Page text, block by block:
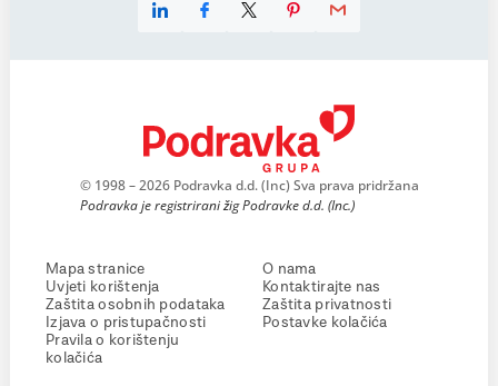
© 1998 – 2026 Podravka d.d. (Inc) Sva prava pridržana
Podravka je registrirani žig Podravke d.d. (Inc.)
Mapa stranice
Uvjeti korištenja
Zaštita osobnih podataka
Izjava o pristupačnosti
Pravila o korištenju
kolačića
O nama
Kontaktirajte nas
Zaštita privatnosti
Postavke kolačića